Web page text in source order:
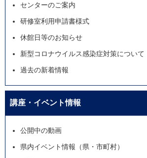
センターのご案内
研修室利用申請書様式
休館日等のお知らせ
新型コロナウイルス感染症対策について
過去の新着情報
講座・イベント情報
公開中の動画
県内イベント情報（県・市町村）